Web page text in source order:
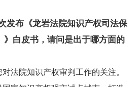
发布《龙岩法院知识产权司法保
》白皮书，请问是出于哪方面的
院知识产权审判工作的关注。